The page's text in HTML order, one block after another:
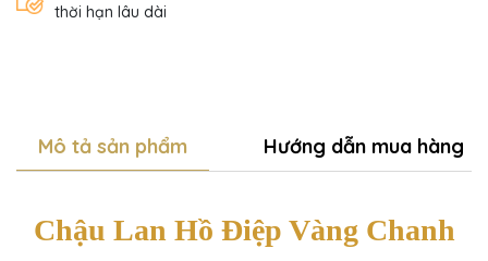
thời hạn lâu dài
Mô tả sản phẩm Hướng dẫn mua hàng
Chậu Lan Hồ Điệp Vàng Chanh